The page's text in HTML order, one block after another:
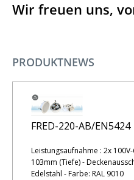
Wir freuen uns,
PRODUKTNEWS
FRED-220-AB/EN5424
Leistungsaufnahme : 2x
103mm (Tiefe) -
Edelstahl - Farbe: RAL 9010